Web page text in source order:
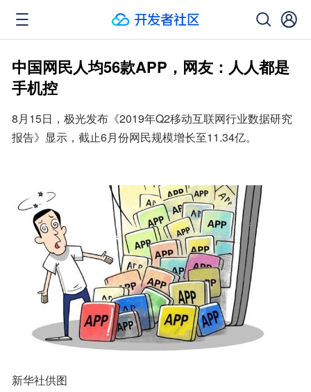
中国网民人均56款APP，网友：人人都是
手机控
8月15日，极光发布《2019年Q2移动互联网行业数据研究
报告》显示，截止6月份网民规模增长至11.34亿。
新华社供图